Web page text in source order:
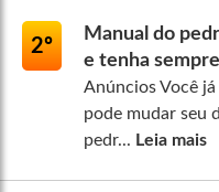
2º
Manual do
e tenha
Anúncios Você
pode mudar seu
pedr... Leia mais